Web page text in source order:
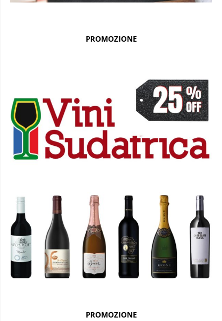
PROMOZIONE
PROMOZIONE